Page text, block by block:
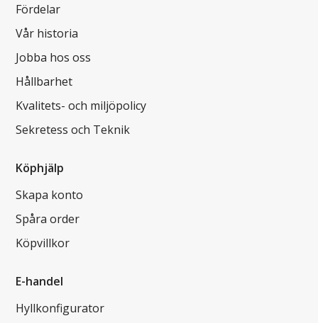
Fördelar
Vår historia
Jobba hos oss
Hållbarhet
Kvalitets- och miljöpolicy
Sekretess och Teknik
Köphjälp
Skapa konto
Spåra order
Köpvillkor
E-handel
Hyllkonfigurator